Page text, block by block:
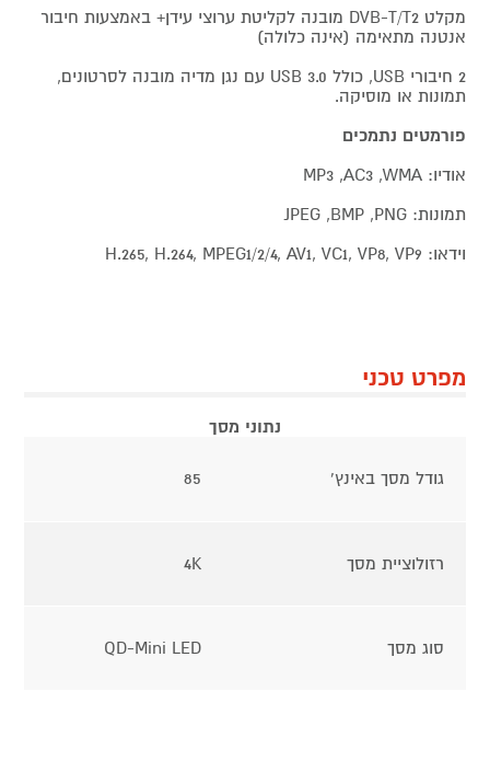
מקלט DVB-T/T2 מובנה לקליטת ערוצי עידן+ באמצעות חיבור
אנטנה מתאימה (אינה כלולה)
2 חיבורי USB, כולל USB 3.0 עם נגן מדיה מובנה לסרטונים,
תמונות או מוסיקה.
פורמטים נתמכים
אודיו: MP3 ,AC3 ,WMA
תמונות: JPEG ,BMP ,PNG
וידאו: H.265, H.264, MPEG1/2/4, AV1, VC1, VP8, VP9
מפרט טכני
נתוני מסך
גודל מסך באינץ' 85
רזולוציית מסך 4K
סוג מסך QD-Mini LED